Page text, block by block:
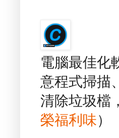
電腦最佳化
意程式掃描
清除垃圾檔
榮福利味）